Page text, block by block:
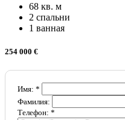
68 кв. м
2 спальни
1 ванная
254 000 €
Имя: *
Фамилия:
Телефон: *